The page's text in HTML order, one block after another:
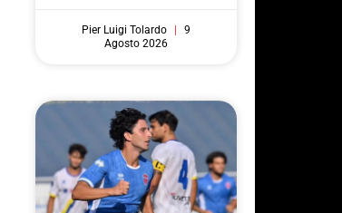
Pier Luigi Tolardo
9
Agosto 2026